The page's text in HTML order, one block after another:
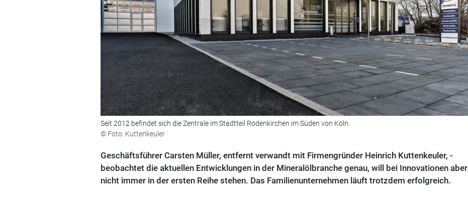
Seit 2012 befindet sich die Zentrale im ­Stadtteil Rodenkirchen im Süden von Köln.
© Foto: Kuttenkeuler
Geschäftsführer Carsten Müller, entfernt verwandt mit Firmengründer Heinrich Kuttenkeuler, ­
beobachtet die aktuellen Entwicklungen in der Mineralölbranche genau, will bei Innovationen aber
nicht ­immer in der ersten Reihe stehen. Das Familienunternehmen läuft trotzdem erfolgreich.